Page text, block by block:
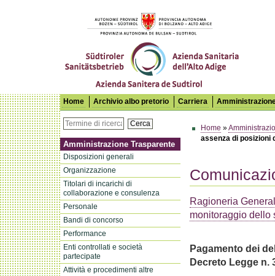
Azienda Sanitaria dell'Alto Adige
Home Archivio albo pretorio Carriera
Cerca
Amministrazione Trasparente
Disposizioni generali
Organizzazione
Titolari di incarichi di
collaborazione e consulenza
Personale
Bandi di concorso
Performance
Enti controllati e società
partecipate
Attività e procedimenti altre
Home »
assenza di posizioni
Ragioneria
monitoraggio dello
Pagamento dei
Decreto Legge n.